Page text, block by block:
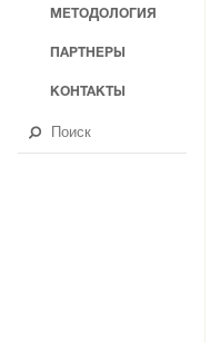
МЕТОДОЛОГИЯ
ПАРТНЕРЫ
КОНТАКТЫ